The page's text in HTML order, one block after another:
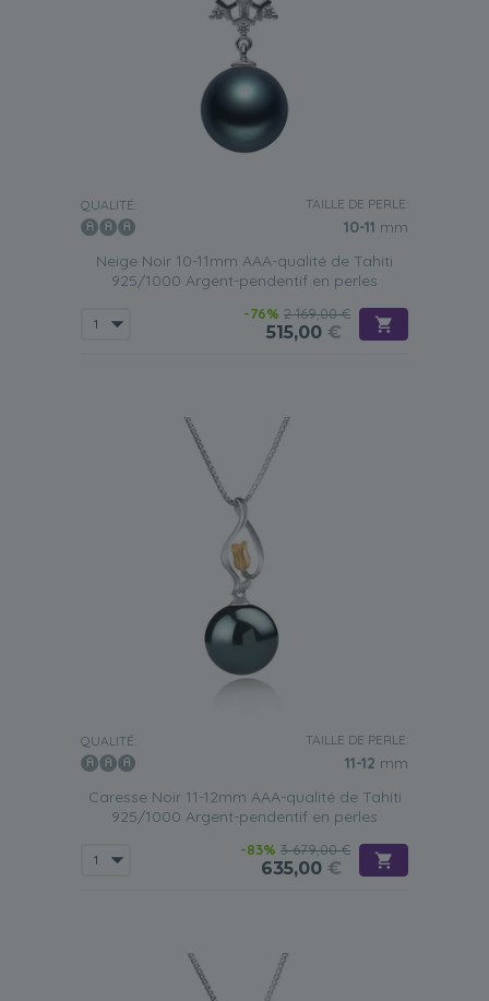
QUALITÉ: TAILLE DE PERLE:
10-11 mm
Neige Noir 10-11mm AAA-qualité de Tahiti
925/1000 Argent-pendentif en perles
-76% 2 169,00 €
515,00 €
QUALITÉ: TAILLE DE PERLE:
11-12 mm
Caresse Noir 11-12mm AAA-qualité de Tahiti
925/1000 Argent-pendentif en perles
-83% 3 679,00 €
635,00 €